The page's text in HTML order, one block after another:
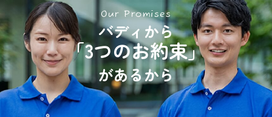
Our Promises
バディから
「3つのお約束」
があるから